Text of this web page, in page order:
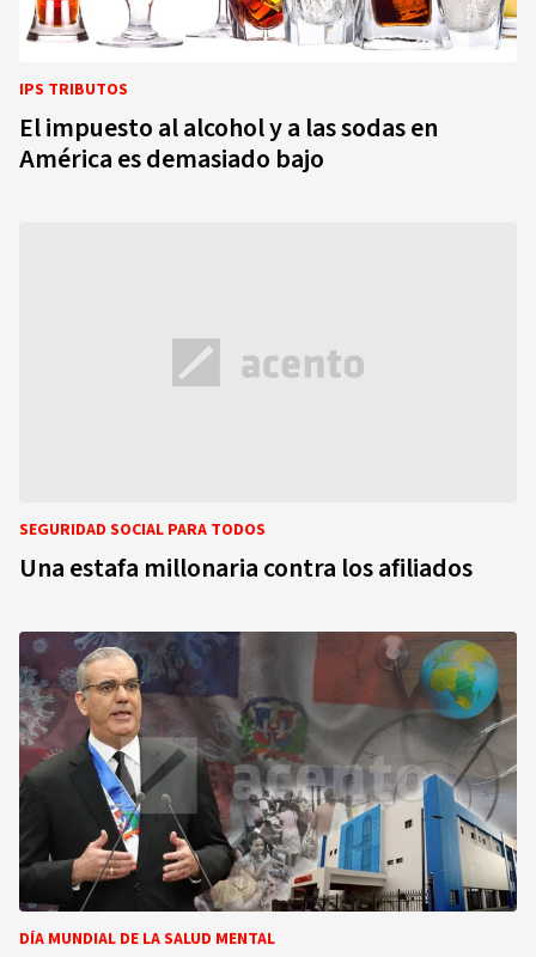
IPS TRIBUTOS
El impuesto al alcohol y a las sodas en
América es demasiado bajo
SEGURIDAD SOCIAL PARA TODOS
Una estafa millonaria contra los afiliados
DÍA MUNDIAL DE LA SALUD MENTAL